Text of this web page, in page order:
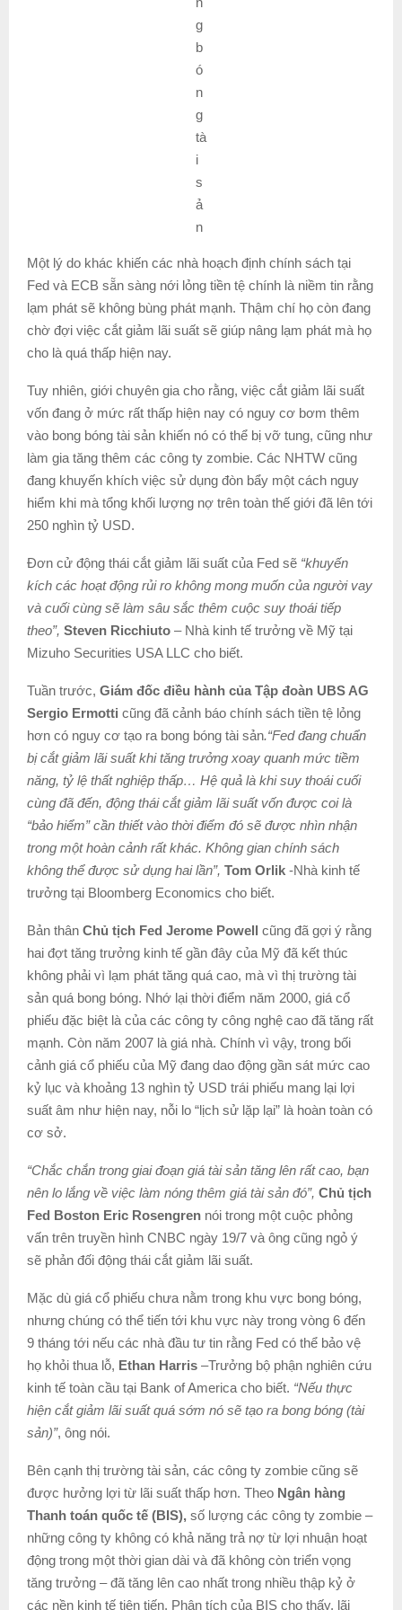
g
b
ó
n
g
tà
i
s
ả
n
Một lý do khác khiến các nhà hoạch định chính sách tại
Fed và ECB sẵn sàng nới lỏng tiền tệ chính là niềm tin rằng
lạm phát sẽ không bùng phát mạnh. Thậm chí họ còn đang
chờ đợi việc cắt giảm lãi suất sẽ giúp nâng lạm phát mà họ
cho là quá thấp hiện nay.
Tuy nhiên, giới chuyên gia cho rằng, việc cắt giảm lãi suất
vốn đang ở mức rất thấp hiện nay có nguy cơ bơm thêm
vào bong bóng tài sản khiến nó có thể bị vỡ tung, cũng như
làm gia tăng thêm các công ty zombie. Các NHTW cũng
đang khuyến khích việc sử dụng đòn bẩy một cách nguy
hiểm khi mà tổng khối lượng nợ trên toàn thế giới đã lên tới
250 nghìn tỷ USD.
Đơn cử động thái cắt giảm lãi suất của Fed sẽ “khuyến
kích các hoạt động rủi ro không mong muốn của người vay
và cuối cùng sẽ làm sâu sắc thêm cuộc suy thoái tiếp
theo”, Steven Ricchiuto – Nhà kinh tế trưởng về Mỹ tại
Mizuho Securities USA LLC cho biết.
Tuần trước, Giám đốc điều hành của Tập đoàn UBS AG
Sergio Ermotti cũng đã cảnh báo chính sách tiền tệ lỏng
hơn có nguy cơ tạo ra bong bóng tài sản.“Fed đang chuẩn
bị cắt giảm lãi suất khi tăng trưởng xoay quanh mức tiềm
năng, tỷ lệ thất nghiệp thấp… Hệ quả là khi suy thoái cuối
cùng đã đến, động thái cắt giảm lãi suất vốn được coi là
“bảo hiểm” cần thiết vào thời điểm đó sẽ được nhìn nhận
trong một hoàn cảnh rất khác. Không gian chính sách
không thể được sử dụng hai lần”, Tom Orlik -Nhà kinh tế
trưởng tại Bloomberg Economics cho biết.
Bản thân Chủ tịch Fed Jerome Powell cũng đã gợi ý rằng
hai đợt tăng trưởng kinh tế gần đây của Mỹ đã kết thúc
không phải vì lạm phát tăng quá cao, mà vì thị trường tài
sản quá bong bóng. Nhớ lại thời điểm năm 2000, giá cổ
phiếu đặc biệt là của các công ty công nghệ cao đã tăng rất
mạnh. Còn năm 2007 là giá nhà. Chính vì vậy, trong bối
cảnh giá cổ phiếu của Mỹ đang dao động gần sát mức cao
kỷ lục và khoảng 13 nghìn tỷ USD trái phiếu mang lại lợi
suất âm như hiện nay, nỗi lo “lịch sử lặp lại” là hoàn toàn có
cơ sở.
“Chắc chắn trong giai đoạn giá tài sản tăng lên rất cao, bạn
nên lo lắng về việc làm nóng thêm giá tài sản đó”, Chủ tịch
Fed Boston Eric Rosengren nói trong một cuộc phỏng
vấn trên truyền hình CNBC ngày 19/7 và ông cũng ngỏ ý
sẽ phản đối động thái cắt giảm lãi suất.
Mặc dù giá cổ phiếu chưa nằm trong khu vực bong bóng,
nhưng chúng có thể tiến tới khu vực này trong vòng 6 đến
9 tháng tới nếu các nhà đầu tư tin rằng Fed có thể bảo vệ
họ khỏi thua lỗ, Ethan Harris –Trưởng bộ phận nghiên cứu
kinh tế toàn cầu tại Bank of America cho biết. “Nếu thực
hiện cắt giảm lãi suất quá sớm nó sẽ tạo ra bong bóng (tài
sản)”, ông nói.
Bên cạnh thị trường tài sản, các công ty zombie cũng sẽ
được hưởng lợi từ lãi suất thấp hơn. Theo Ngân hàng
Thanh toán quốc tế (BIS), số lượng các công ty zombie –
những công ty không có khả năng trả nợ từ lợi nhuận hoạt
động trong một thời gian dài và đã không còn triển vọng
tăng trưởng – đã tăng lên cao nhất trong nhiều thập kỷ ở
các nền kinh tế tiên tiến. Phân tích của BIS cho thấy, lãi